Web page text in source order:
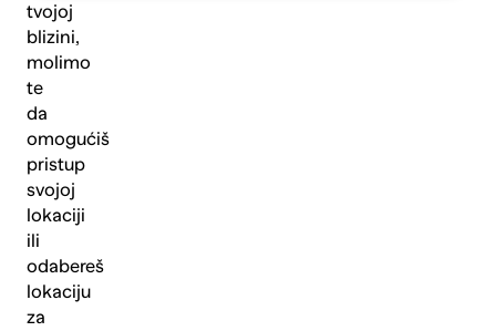
tvojoj
blizini,
molimo
te
da
omogućiš
pristup
svojoj
lokaciji
ili
odabereš
lokaciju
za